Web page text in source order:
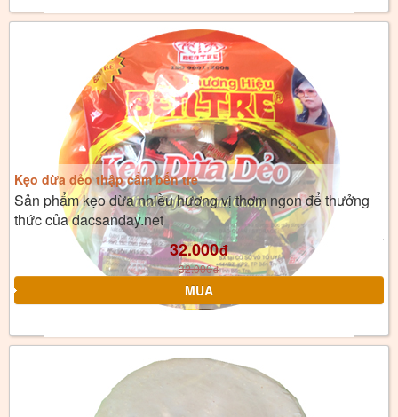
Kẹo dừa dẻo thập cẩm bến tre
Sản phẩm kẹo dừa nhiều hương vị thơm ngon để thưởng
thức của dacsanday.net
32.000đ
32.000đ